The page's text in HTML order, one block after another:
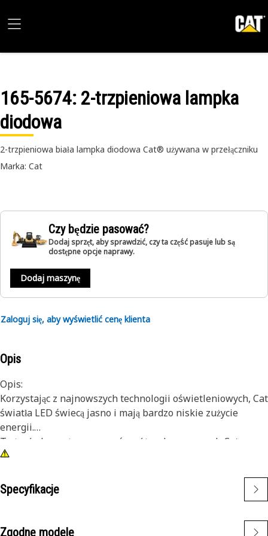
165-5674: 2-trzpieniowa lampka
diodowa
2-trzpieniowa biała lampka diodowa Cat® używana w przełączniku
Marka: Cat
Czy będzie pasować?
Dodaj sprzęt, aby sprawdzić, czy ta część pasuje lub są
dostępne opcje naprawy.
Dodaj maszynę
Zaloguj się, aby wyświetlić cenę klienta
Opis
Opis:
Korzystając z najnowszych technologii oświetleniowych, Cat
światła LED świecą jasno i mają bardzo niskie zużycie
energii.
Ta żarówka może pracować w różnych maszynach Cat,
oferując zarówno wszechstronność, jak i trwałość.
• Biała żarówka LED
• Żarówka w rozmiarze T-3 1/4
• Trzonek z dwoma trzpieniami
Specyfikacje
Zgodne modele